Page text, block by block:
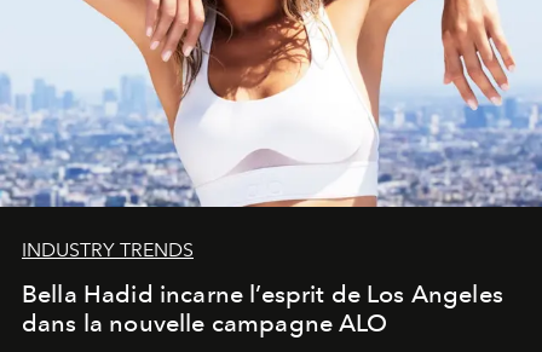
INDUSTRY TRENDS
Bella Hadid incarne l’esprit de Los Angeles
dans la nouvelle campagne ALO